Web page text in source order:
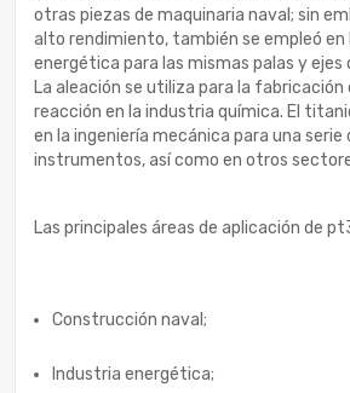
otras piezas de maquinaria naval; sin
alto rendimiento, también se empleó en
energética para las mismas palas y ejes
La aleación se utiliza para la fabricación
reacción en la industria química. El
en la ingeniería mecánica para una serie
instrumentos, así como en otros
Las principales áreas de aplicación de
Construcción naval;
Industria energética;